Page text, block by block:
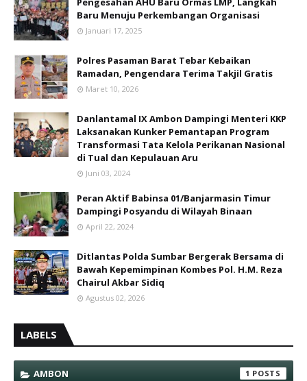
Baru Menuju Perkembangan Organisasi
Januari 17, 2025
Polres Pasaman Barat Tebar Kebaikan
Ramadan, Pengendara Terima Takjil Gratis
Maret 10, 2026
Danlantamal IX Ambon Dampingi Menteri KKP
Laksanakan Kunker Pemantapan Program
Transformasi Tata Kelola Perikanan Nasional
di Tual dan Kepulauan Aru
Juni 03, 2024
Peran Aktif Babinsa 01/Banjarmasin Timur
Dampingi Posyandu di Wilayah Binaan
April 22, 2024
Ditlantas Polda Sumbar Bergerak Bersama di
Bawah Kepemimpinan Kombes Pol. H.M. Reza
Chairul Akbar Sidiq
Agustus 02, 2026
LABELS
AMBON 1